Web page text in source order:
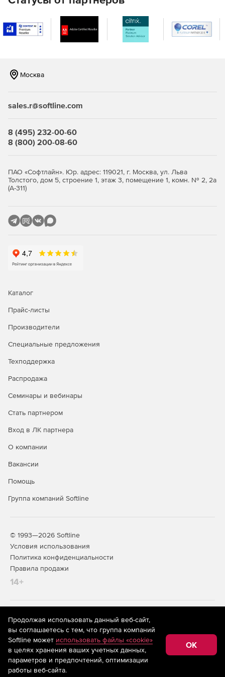
Масштабирование / растяжение изображения с
использованием бикубического интерполяционного
алгоритма для высококачественного отображения.
отключить полосы прокрутки, выбрать действие
Инструмент панорамирования, инструмент выбора
Прокрутка многостраничных файлов TIFF или PDF.
принтер.
Москва
sales.r@softline.com
8 (495) 232-00-60
8 (800) 200-08-60
ПАО «Софтлайн». Юр. адрес: 119021, г. Москва, ул. Льва
Толстого, дом 5, строение 1, этаж 3, помещение 1, комн. № 2, 2а
(А-311)
Каталог
Прайс-листы
Производители
Специальные предложения
Техподдержка
Распродажа
Семинары и вебинары
Стать партнером
Вход в ЛК партнера
О компании
Вакансии
Помощь
Группа компаний Softline
© 1993—2026 Softline
Условия использования
Политика конфиденциальности
Правила продажи
14+
На информационном ресурсе store.softline.ru применяются
рекомендательные технологии
(информационные технологии
предоставления информации на основе сбора,
систематизации и анализа сведений, относящихся к
предпочтениям пользователей сети «Интернет»,
находящихся на территории Российской Федерации)
Продолжая использовать данный веб-сайт,
вы соглашаетесь с тем, что группа компаний
Softline может использовать файлы «cookie»
в целях хранения ваших учетных данных,
параметров и предпочтений, оптимизации
работы веб-сайта.
OK